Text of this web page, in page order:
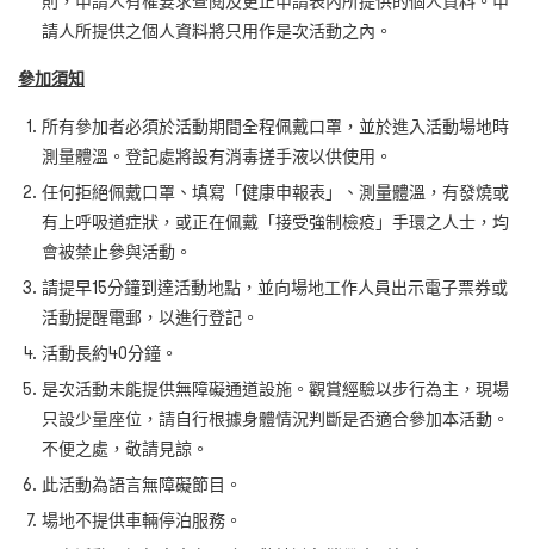
請人所提供之個人資料將只用作是次活動之內。
參加須知
所有參加者必須於活動期間全程佩戴口罩，並於進入活動場地時
測量體溫。登記處將設有消毒搓手液以供使用。
任何拒絕佩戴口罩、填寫「健康申報表」、測量體溫，有發燒或
有上呼吸道症狀，或正在佩戴「接受強制檢疫」手環之人士，均
會被禁止參與活動。
請提早15分鐘到達活動地點，並向場地工作人員出示電子票券或
活動提醒電郵，以進行登記。
活動長約40分鐘。
是次活動未能提供無障礙通道設施。觀賞經驗以步行為主，現場
只設少量座位，請自行根據身體情況判斷是否適合參加本活動。
不便之處，敬請見諒。
此活動為語言無障礙節目。
場地不提供車輛停泊服務。